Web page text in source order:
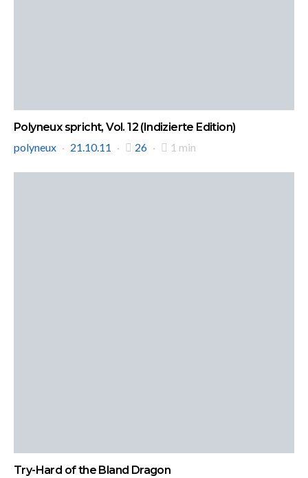
Polyneux spricht, Vol. 12 (Indizierte Edition)
polyneux
21.10.11 26 1 min
Try-Hard of the Bland Dragon